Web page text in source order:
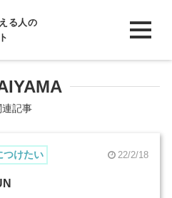
る人の
連記事
つけたい 22/2/18